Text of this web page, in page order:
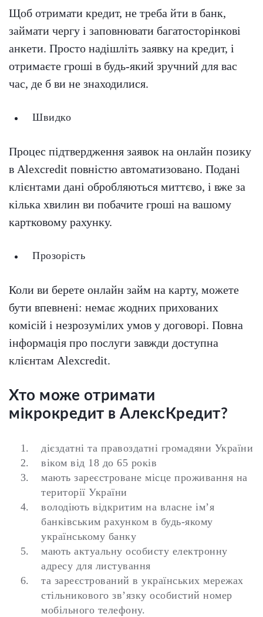
Щоб отримати кредит, не треба йти в банк,
займати чергу і заповнювати багатосторінкові
анкети. Просто надішліть заявку на кредит, і
отримаєте гроші в будь-який зручний для вас
час, де б ви не знаходилися.
Швидко
Процес підтвердження заявок на онлайн позику
в Alexcredit повністю автоматизовано. Подані
клієнтами дані обробляються миттєво, і вже за
кілька хвилин ви побачите гроші на вашому
картковому рахунку.
Прозорість
Коли ви берете онлайн займ на карту, можете
бути впевнені: немає жодних прихованих
комісій і незрозумілих умов у договорі. Повна
інформація про послуги завжди доступна
клієнтам Alexcredit.
Хто може отримати
мікрокредит в АлексКредит?
дієздатні та правоздатні громадяни України
віком від 18 до 65 років
мають зареєстроване місце проживання на
території України
володіють відкритим на власне ім’я
банківським рахунком в будь-якому
українському банку
мають актуальну особисту електронну
адресу для листування
та зареєстрований в українських мережах
стільникового зв’язку особистий номер
мобільного телефону.